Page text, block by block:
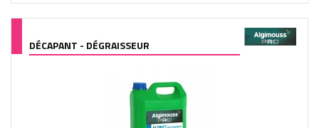
DÉCAPANT - DÉGRAISSEUR